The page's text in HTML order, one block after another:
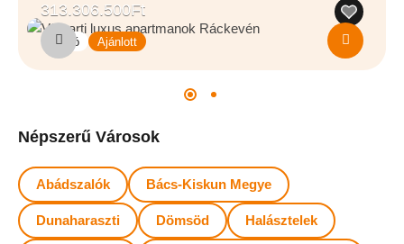
Eladó Ajánlott
313.306.500Ft
Népszerű Városok
Abádszalók Bács-Kiskun Megye
Dunaharaszti Dömsöd Halásztelek